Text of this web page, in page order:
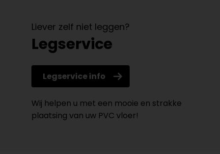
Liever zelf niet leggen?
Legservice
Legservice info
Wij helpen u met een mooie en strakke
plaatsing van uw PVC vloer!